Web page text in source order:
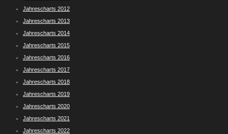
Jahrescharts 2012
Jahrescharts 2013
Jahrescharts 2014
Jahrescharts 2015
Jahrescharts 2016
Jahrescharts 2017
Jahrescharts 2018
Jahrescharts 2019
Jahrescharts 2020
Jahrescharts 2021
Jahrescharts 2022